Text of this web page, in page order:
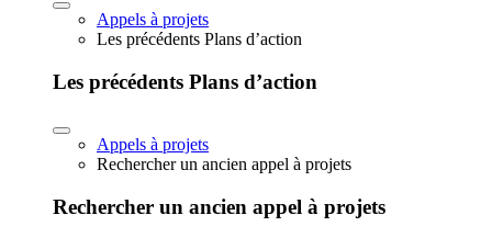
Appels à projets
Les précédents Plans d’action
Les précédents Plans d’action
Appels à projets
Rechercher un ancien appel à projets
Rechercher un ancien appel à projets